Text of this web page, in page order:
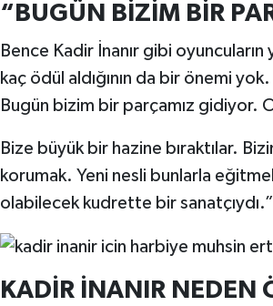
“BUGÜN BİZİM BİR
Bence Kadir İnanır gibi
kaç ödül aldığının da bir önemi
Bugün bizim bir parçamız gidiyor.
Bize büyük bir hazine bıraktılar.
korumak. Yeni nesli bunlarla
olabilecek kudrette bir sanatçıydı.”
KADİR İNANIR NEDEN